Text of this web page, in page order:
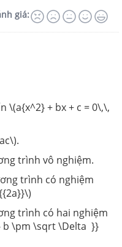
giá:
\(a{x^2} + bx + c = 0\,\,
trình vô nghiệm.
trình có nghiệm
trình có hai nghiệm
b \pm \sqrt \Delta }}